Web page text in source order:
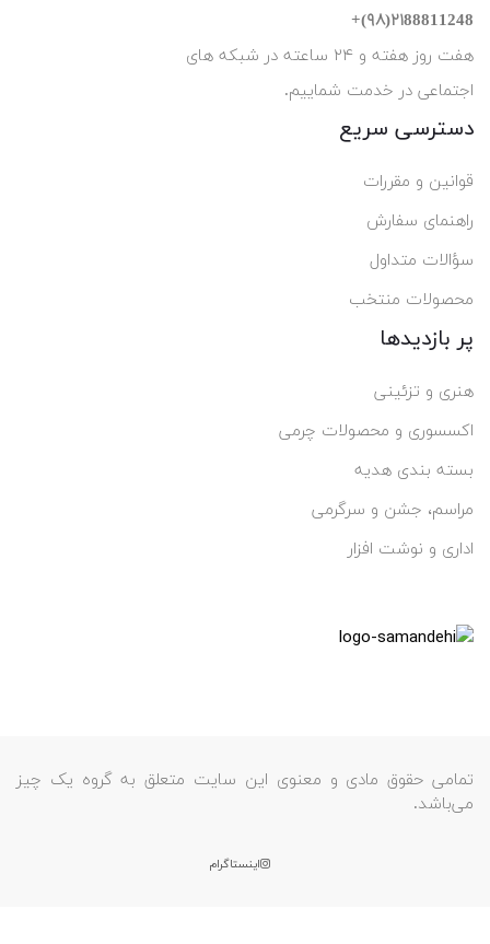
۲۱88811248(۹۸)+
هفت روز هفته و ۲۴ ساعته در شبکه های
اجتماعی در خدمت شماییم.
دسترسی سریع
قوانین و مقررات
راهنمای سفارش
سؤالات متداول
محصولات منتخب
پر بازدیدها
هنری و تزئینی
اکسسوری و محصولات چرمی
بسته بندی هدیه
مراسم، جشن و سرگرمی
اداری و نوشت افزار
تمامی حقوق مادی و معنوی این سایت متعلق به گروه یک چیز
می‌باشد.
اینستاگرام